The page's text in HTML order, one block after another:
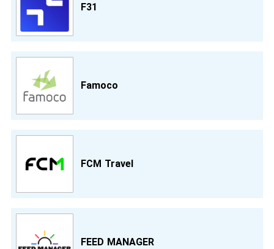
F31
Famoco
FCM Travel
FEED MANAGER